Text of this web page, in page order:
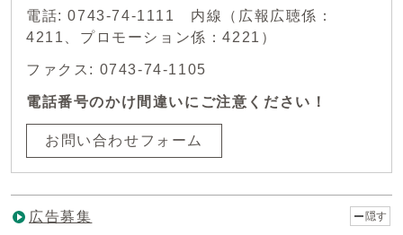
電話: 0743-74-1111 内線（広報広聴係：
4211、プロモーション係：4221）
ファクス: 0743-74-1105
電話番号のかけ間違いにご注意ください！
お問い合わせフォーム
広告募集 隠す